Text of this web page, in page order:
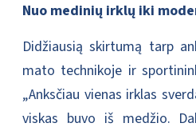
Nuo medinių irklų iki
Didžiausią skirtumą tarp
mato technikoje ir
„Anksčiau vienas irklas
viskas buvo iš medžio.